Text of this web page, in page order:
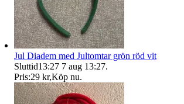
Jul Diadem med Jultomtar grön röd vit
Sluttid13:27 7 aug 13:27.
Pris:29 kr,Köp nu.